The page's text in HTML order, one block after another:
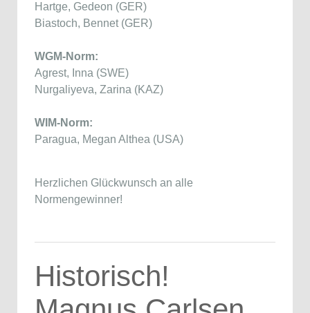
Hartge, Gedeon (GER)
Biastoch, Bennet (GER)
WGM-Norm:
Agrest, Inna (SWE)
Nurgaliyeva, Zarina (KAZ)
WIM-Norm:
Paragua, Megan Althea (USA)
Herzlichen Glückwunsch an alle
Normengewinner!
Historisch!